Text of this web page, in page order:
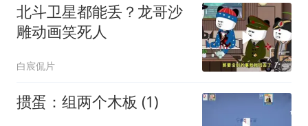
北斗卫星都能丢？龙哥沙
雕动画笑死人
白宸侃片
掼蛋：组两个木板 (1)